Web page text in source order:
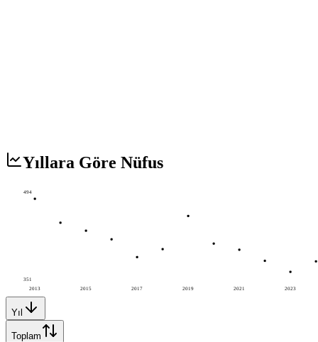
Yıllara Göre Nüfus
2013 2015 2017 2019 2021 2023
494
351
Yıl
Toplam